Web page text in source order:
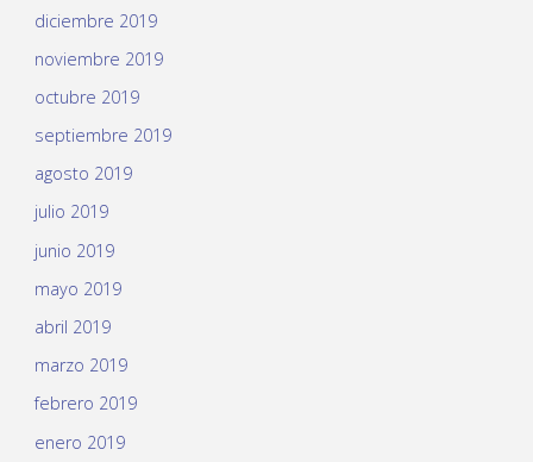
diciembre 2019
noviembre 2019
octubre 2019
septiembre 2019
agosto 2019
julio 2019
junio 2019
mayo 2019
abril 2019
marzo 2019
febrero 2019
enero 2019